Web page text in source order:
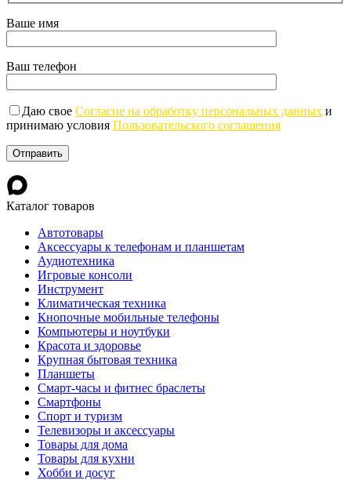
Ваше имя
Ваш телефон
Даю свое Согласие на обработку персональных данных и
принимаю условия Пользовательского соглашения
Каталог товаров
Автотовары
Аксессуары к телефонам и планшетам
Аудиотехника
Игровые консоли
Инструмент
Климатическая техника
Кнопочные мобильные телефоны
Компьютеры и ноутбуки
Красота и здоровье
Крупная бытовая техника
Планшеты
Смарт-часы и фитнес браслеты
Смартфоны
Спорт и туризм
Телевизоры и аксессуары
Товары для дома
Товары для кухни
Хобби и досуг